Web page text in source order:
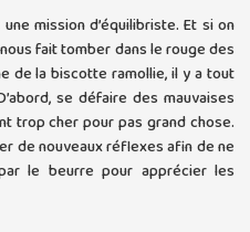
mission d’équilibriste. Et si on
fait tomber dans le rouge des
de la biscotte ramollie, il y a tout
se défaire des mauvaises
trop cher pour pas grand chose.
de nouveaux réflexes afin de ne
le beurre pour apprécier les